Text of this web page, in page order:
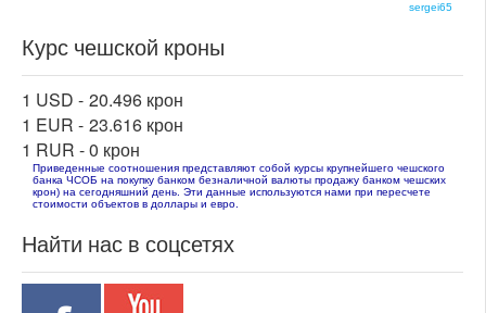
sergei65
Курс чешской кроны
1 USD - 20.496 крон
1 EUR - 23.616 крон
1 RUR -0 крон
Приведенные соотношения представляют собой курсы крупнейшего чешского
банка ЧСОБ на покупку банком безналичной валюты продажу банком чешских
крон) на сегодняшний день. Эти данные используются нами при пересчете
стоимости объектов в доллары и евро.
Найти нас в соцсетях